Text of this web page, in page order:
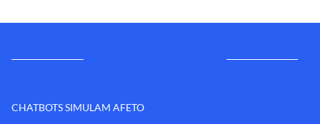
CHATBOTS SIMULAM AFETO